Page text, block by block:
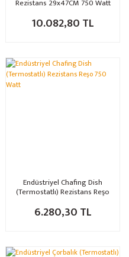
Rezistans 29x47CM 750 Watt
10.082,80 TL
Endüstriyel Chafing Dish
(Termostatlı) Rezistans Reşo
6.280,30 TL